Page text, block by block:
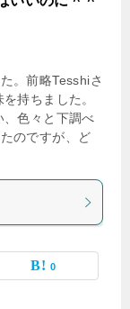
。前略Tesshiさ
持ちました。
色々と下調べ
のですが、ど
0